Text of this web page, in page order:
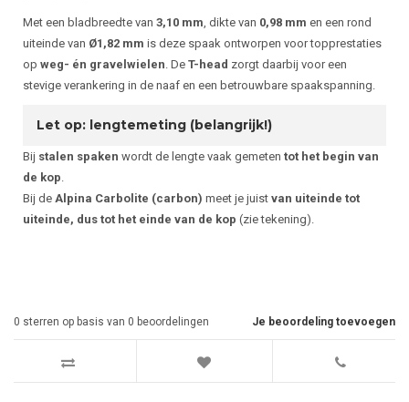
Met een bladbreedte van 3,10 mm, dikte van 0,98 mm en een rond
uiteinde van Ø1,82 mm is deze spaak ontworpen voor topprestaties
op weg- én gravelwielen. De T-head zorgt daarbij voor een
stevige verankering in de naaf en een betrouwbare spaakspanning.
Let op: lengtemeting (belangrijk!)
Bij stalen spaken wordt de lengte vaak gemeten tot het begin van
de kop.
Bij de Alpina Carbolite (carbon) meet je juist van uiteinde tot
uiteinde, dus tot het einde van de kop (zie tekening).
Je beoordeling toevoegen
0 sterren op basis van 0 beoordelingen